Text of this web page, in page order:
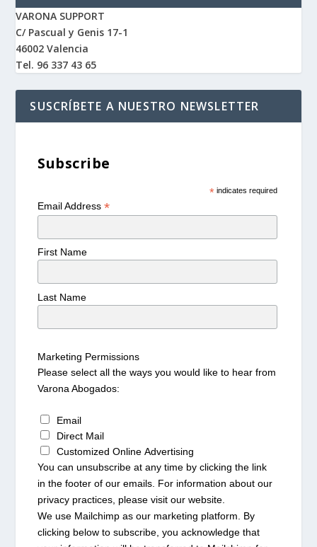
VARONA SUPPORT
C/ Pascual y Genis 17-1
46002 Valencia
Tel. 96 337 43 65
SUSCRÍBETE A NUESTRO NEWSLETTER
Subscribe
*indicates required
Email Address*
First Name
Last Name
Marketing Permissions
Please select all the ways you would like to hear from
Varona Abogados:
Email
Direct Mail
Customized Online Advertising
You can unsubscribe at any time by clicking the link
in the footer of our emails. For information about our
privacy practices, please visit our website.
We use Mailchimp as our marketing platform. By
clicking below to subscribe, you acknowledge that